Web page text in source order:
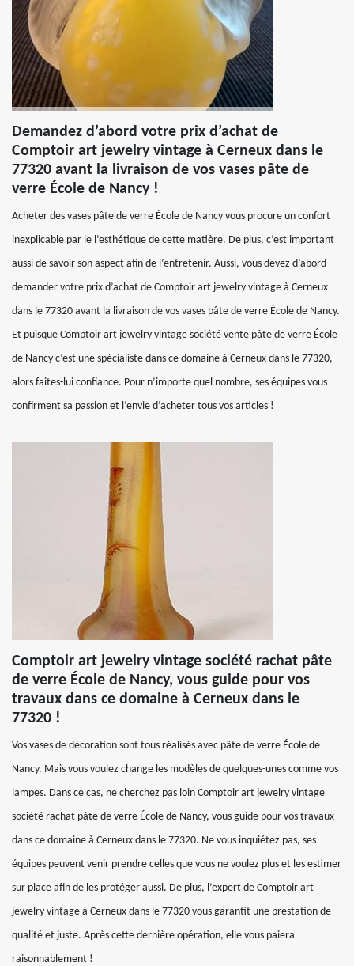
Demandez d’abord votre prix d’achat de
Comptoir art jewelry vintage à Cerneux dans le
77320 avant la livraison de vos vases pâte de
verre École de Nancy !
Acheter des vases pâte de verre École de Nancy vous procure un confort
inexplicable par le l’esthétique de cette matière. De plus, c’est important
aussi de savoir son aspect afin de l’entretenir. Aussi, vous devez d’abord
demander votre prix d’achat de Comptoir art jewelry vintage à Cerneux
dans le 77320 avant la livraison de vos vases pâte de verre École de Nancy.
Et puisque Comptoir art jewelry vintage société vente pâte de verre École
de Nancy c’est une spécialiste dans ce domaine à Cerneux dans le 77320,
alors faites-lui confiance. Pour n’importe quel nombre, ses équipes vous
confirment sa passion et l’envie d’acheter tous vos articles !
Comptoir art jewelry vintage société rachat pâte
de verre École de Nancy, vous guide pour vos
travaux dans ce domaine à Cerneux dans le
77320 !
Vos vases de décoration sont tous réalisés avec pâte de verre École de
Nancy. Mais vous voulez change les modèles de quelques-unes comme vos
lampes. Dans ce cas, ne cherchez pas loin Comptoir art jewelry vintage
société rachat pâte de verre École de Nancy, vous guide pour vos travaux
dans ce domaine à Cerneux dans le 77320. Ne vous inquiétez pas, ses
équipes peuvent venir prendre celles que vous ne voulez plus et les estimer
sur place afin de les protéger aussi. De plus, l’expert de Comptoir art
jewelry vintage à Cerneux dans le 77320 vous garantit une prestation de
qualité et juste. Après cette dernière opération, elle vous paiera
raisonnablement !